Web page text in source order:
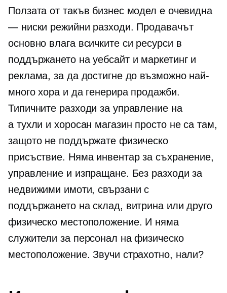
Ползата от такъв бизнес модел е очевидна
— ниски режийни разходи. Продавачът
основно влага всичките си ресурси в
поддържането на уебсайт и маркетинг и
реклама, за да достигне до възможно най-
много хора и да генерира продажби.
Типичните разходи за управление на
a тухли и хоросан магазин просто не са там,
защото не поддържате физическо
присъствие. Няма инвентар за съхранение,
управление и изпращане. Без разходи за
недвижими имоти, свързани с
поддържането на склад, витрина или друго
физическо местоположение. И няма
служители за персонал на физическо
местоположение. Звучи страхотно, нали?